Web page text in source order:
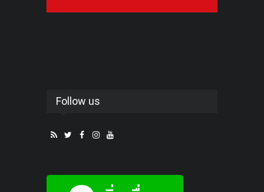
Follow us